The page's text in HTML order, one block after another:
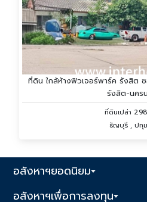
ที่ดิน ใกล้ห้างฟิวเจอร์พาร์ค รังสิต
รังสิต-นคร
ที่ดินเปล่า
ธัญบุรี , ปทุ
อสังหาฯยอดนิยม
อสังหาฯเพื่อการลงทุน